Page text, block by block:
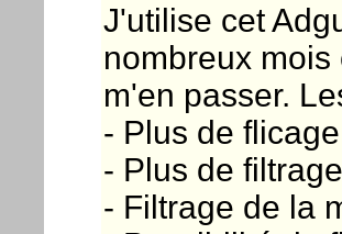
J'utilise cet
nombreux
m'en passer.
- Plus de
- Plus de
- Filtrage de la